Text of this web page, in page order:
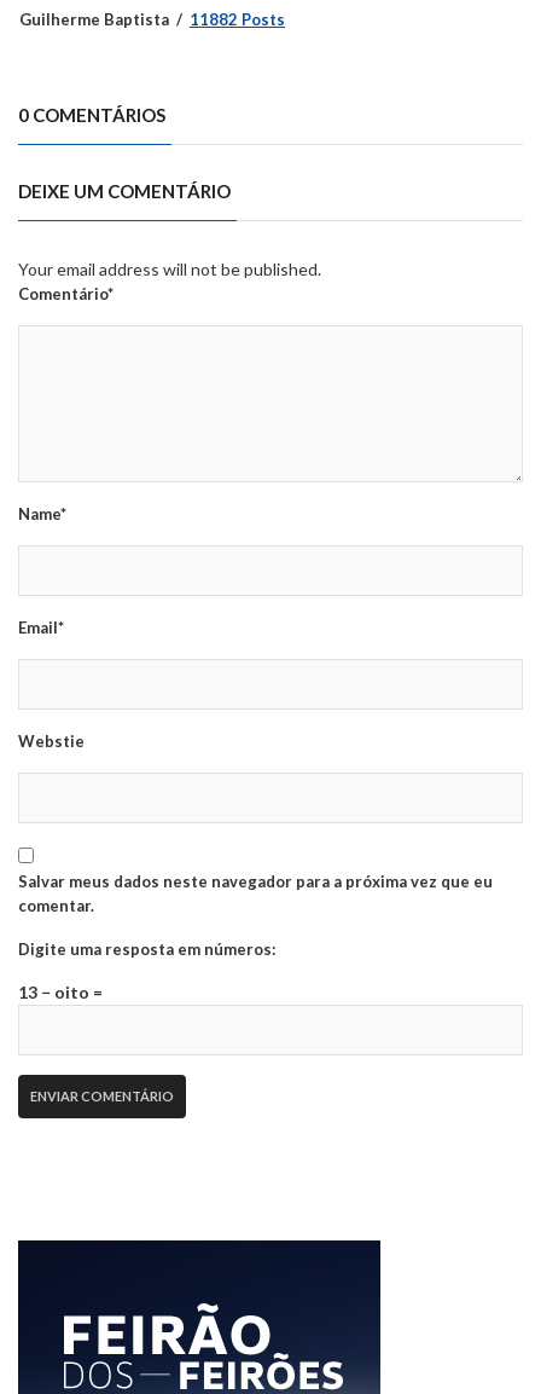
Guilherme Baptista 11882 Posts
0 COMENTÁRIOS
DEIXE UM COMENTÁRIO
Your email address will not be published.
Comentário*
Name*
Email*
Webstie
Salvar meus dados neste navegador para a próxima vez que eu
comentar.
Digite uma resposta em números:
13 − oito =